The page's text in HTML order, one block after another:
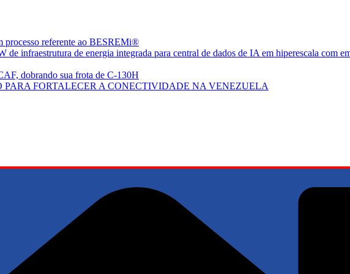
processo referente ao BESREMi®
infraestrutura de energia integrada para central de dados de IA em hiperescala com
dobrando sua frota de C-130H
FORTALECER A CONECTIVIDADE NA VENEZUELA